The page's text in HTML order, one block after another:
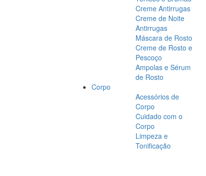
Creme Antirrugas
Creme de Noite
Antirrugas
Máscara de Rosto
Creme de Rosto e
Pescoço
Ampolas e Sérum
de Rosto
Corpo
Acessórios de
Corpo
Cuidado com o
Corpo
Limpeza e
Tonificação